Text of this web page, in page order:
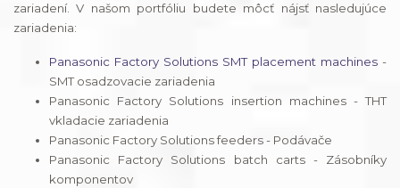
zariadení. V našom portfóliu budete môcť nájsť nasledujúce
zariadenia:
Panasonic Factory Solutions SMT placement machines -
SMT osadzovacie zariadenia
Panasonic Factory Solutions insertion machines - THT
vkladacie zariadenia
Panasonic Factory Solutions feeders - Podávače
Panasonic Factory Solutions batch carts - Zásobníky
komponentov